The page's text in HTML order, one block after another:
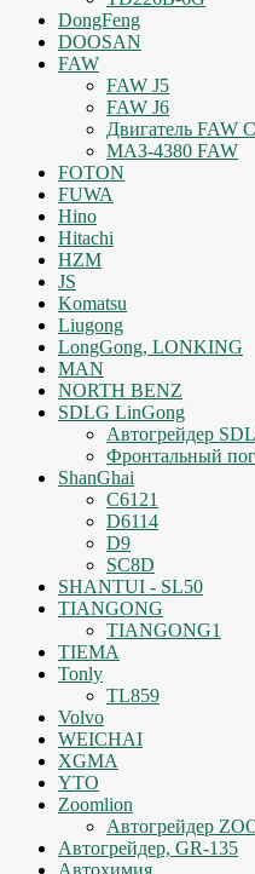
DongFeng
DOOSAN
FAW
FAW J5
FAW J6
Двигатель FAW
МАЗ-4380 FAW
FOTON
FUWA
Hino
Hitachi
HZM
JS
Komatsu
Liugong
LongGong, LONKING
MAN
NORTH BENZ
SDLG LinGong
Автогрейдер
Фронтальный
ShanGhai
C6121
D6114
D9
SC8D
SHANTUI - SL50
TIANGONG
TIANGONG1
TIEMA
Tonly
TL859
Volvo
WEICHAI
XGMA
YTO
Zoomlion
Автогрейдер
Автогрейдер, GR-135
Автохимия